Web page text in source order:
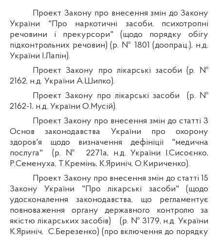
Проект Закону про внесення змін до Закону
України "Про наркотичні засоби, психотропні
речовини і прекурсори" (щодо порядку обігу
підконтрольних речовин) (р. № 1801 (доопрац.), н.д.
України І.Лапін).
Проект Закону про лікарські засоби (р. №
2162, н.д. України А. Шипко).
Проект Закону про лікарські засоби
(р. №
2162-1, н.д. України О.Мусій).
Проект Закону про внесення змін до статті 3
Основ законодавства України про охорону
здоров'я щодо визначення дефініції "медична
послуга"
(р. № 2271а, н.д. України І.Сисоєнко,
Р.Семенуха, Т.Кремінь, К.Яриніч, О.Кириченко).
Проект Закону про внесення змін до статті 15
Закону України "Про лікарські засоби" (щодо
удосконалення законодавства, що регламентує
повноваження органу державного контролю за
якістю лікарських засобів)
(р. № 3179, н.д. України
К.Яриніч, С. Березенко) (про включення до порядку